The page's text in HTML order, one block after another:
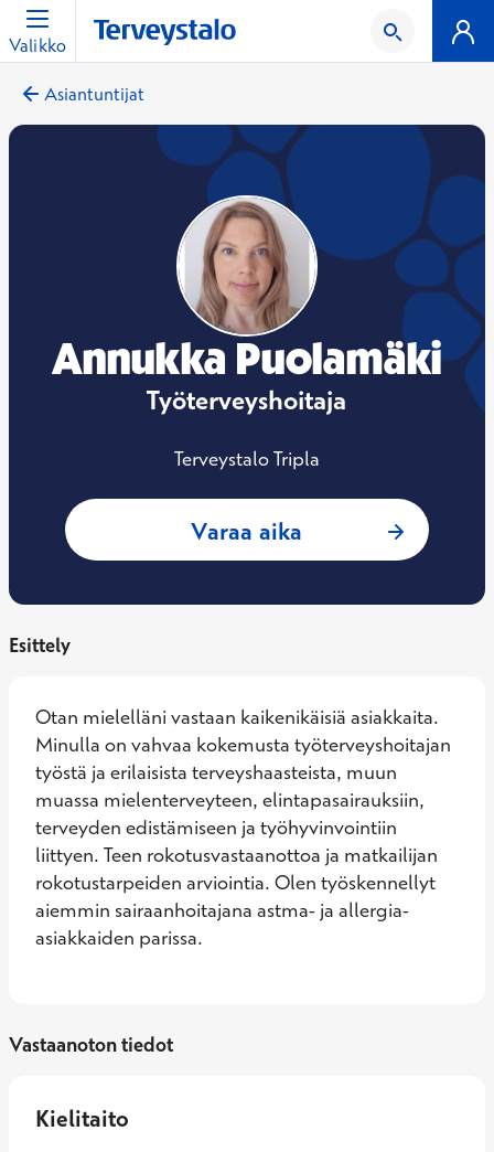
Valikko
Asiantuntijat
Annukka Puolamäki
Työterveyshoitaja
Terveystalo Tripla
Varaa aika : Annukka
Esittely
Otan mielelläni vastaan kaikenikäisiä asiakkaita.
Minulla on vahvaa kokemusta työterveyshoitajan
työstä ja erilaisista terveyshaasteista, muun
muassa mielenterveyteen, elintapasairauksiin,
terveyden edistämiseen ja työhyvinvointiin
liittyen. Teen rokotusvastaanottoa ja matkailijan
rokotustarpeiden arviointia. Olen työskennellyt
aiemmin sairaanhoitajana astma- ja allergia-
asiakkaiden parissa.
Vastaanoton tiedot
Kielitaito